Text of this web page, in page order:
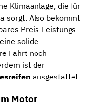
Klimaanlage, die für
sorgt. Also bekommt
Preis-Leistungs-
solide
Fahrt noch
ist der
ausgestattet.
Motor